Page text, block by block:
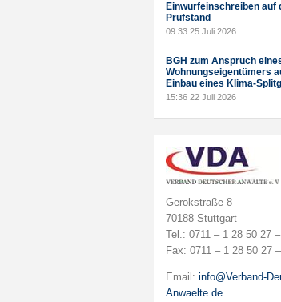
Einwurfeinschreiben auf
Prüfstand
09:33 25 Juli 2026
BGH zum Anspruch
Wohnungseigentümers
Einbau eines Klima-
15:36 22 Juli 2026
Gerokstraße 8
70188 Stuttgart
Tel.: 0711 – 1 28 50 27
Fax: 0711 – 1 28 50 27
Email: info@Verband-
Anwaelte.de